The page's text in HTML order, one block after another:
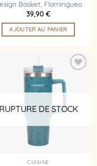
Basket, Flamingueo
39,90 €
AJOUTER AU PANIER
RUPTURE DE STOCK
CUISINE